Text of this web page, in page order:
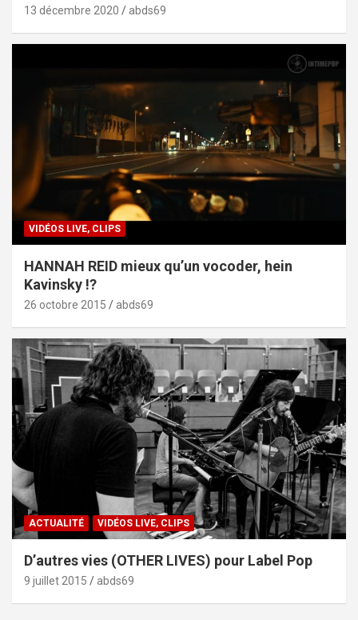
13 décembre 2020 abds69
VIDÉOS LIVE, CLIPS
HANNAH REID mieux qu’un vocoder, hein
Kavinsky !?
26 octobre 2015 abds69
ACTUALITÉ VIDÉOS LIVE, CLIPS
D’autres vies (OTHER LIVES) pour Label Pop
9 juillet 2015 abds69